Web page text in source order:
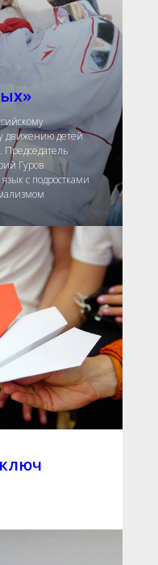
движению детей
Гуров
с подростками